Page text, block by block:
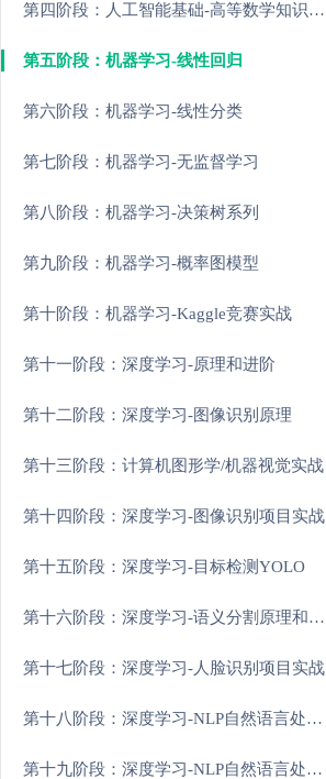
第四阶段：人工智能基础-高等数学知识强化
第五阶段：机器学习-线性回归
第六阶段：机器学习-线性分类
第七阶段：机器学习-无监督学习
第八阶段：机器学习-决策树系列
第九阶段：机器学习-概率图模型
第十阶段：机器学习-Kaggle竞赛实战
第十一阶段：深度学习-原理和进阶
第十二阶段：深度学习-图像识别原理
第十三阶段：计算机图形学/机器视觉实战
第十四阶段：深度学习-图像识别项目实战
第十五阶段：深度学习-目标检测YOLO
第十六阶段：深度学习-语义分割原理和实战
第十七阶段：深度学习-人脸识别项目实战
第十八阶段：深度学习-NLP自然语言处理原理和进阶
第十九阶段：深度学习-NLP自然语言处理大模型实战